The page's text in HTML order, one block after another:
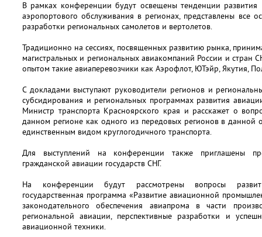
В рамках конференции будут освещены тенденции развития
аэропортового обслуживания в регионах, представлены все
разработки региональных самолетов и вертолетов.
Традиционно на сессиях, посвященных развитию рынка,
магистральных и региональных авиакомпаний России и стран
опытом такие авиаперевозчики как Аэрофлот, ЮТэйр, Якутия,
С докладами выступают руководители регионов и
субсидирования и региональных программах развития
Министр транспорта Красноярского края и расскажет о
данном регионе как одного из передовых регионов в данной
единственным видом круглогодичного транспорта.
Для выступлений на конференции также приглашены
гражданской авиации государств СНГ.
На конференции будут рассмотрены вопросы
государственная программа «Развитие авиационной
законодательного обеспечения авиапрома в части
региональной авиации, перспективные разработки и
авиационной техники.